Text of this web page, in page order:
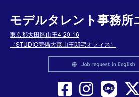
モデルタレント事務所
東京都大田区山王4-20-16
（STUDIO完備大森山王邸宅オフィス）